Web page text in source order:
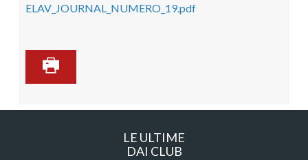
ELAV_JOURNAL_NUMERO_19.pdf
LE ULTIME
DAI CLUB